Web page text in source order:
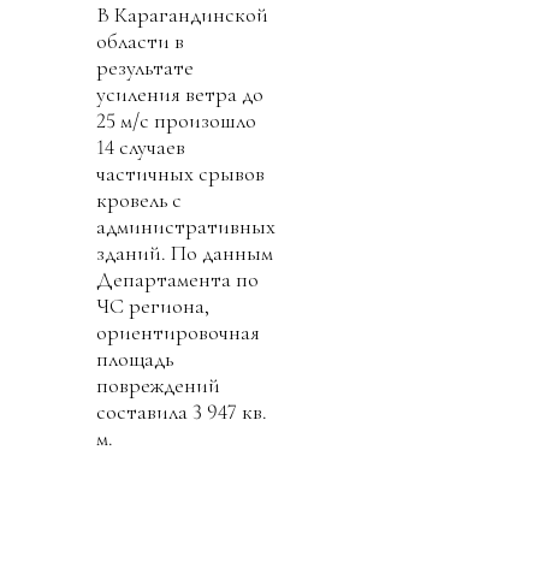
В Карагандинской
области в
результате
усиления ветра до
25 м/с произошло
14 случаев
частичных срывов
кровель с
административных
зданий. По данным
Департамента по
ЧС региона,
ориентировочная
площадь
повреждений
составила 3 947 кв.
м.